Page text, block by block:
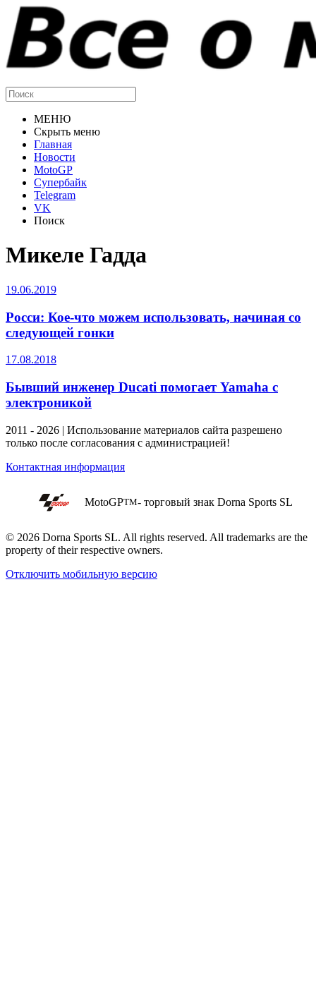
МЕНЮ
Скрыть меню
Главная
Новости
MotoGP
Супербайк
Telegram
VK
Поиск
Микеле Гадда
19.06.2019
Росси: Кое-что можем использовать, начиная со
следующей гонки
17.08.2018
Бывший инженер Ducati помогает Yamaha с
электроникой
2011 - 2026 | Использование материалов сайта разрешено
только после согласования с администрацией!
Контактная информация
MotoGPTM- торговый знак Dorna Sports SL
© 2026 Dorna Sports SL. All rights reserved. All trademarks are the
property of their respective owners.
Отключить мобильную версию